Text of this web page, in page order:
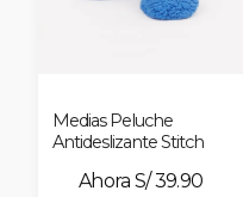
Medias Peluche
Antideslizante Stitch
S/ 39.90